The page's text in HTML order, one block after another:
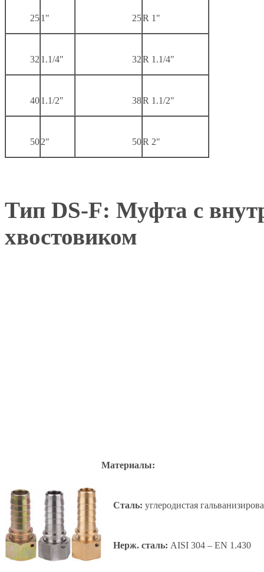
251" 25R 1"
32 1.1/4" 32R 1.1/4"
401.1/2" 38R 1.1/2"
502" 50R 2"
Тип DS-F: Муфта с
хвостовиком
Материалы:
Сталь: углеродистая
Нерж. сталь: AISI 304 – EN 1.430